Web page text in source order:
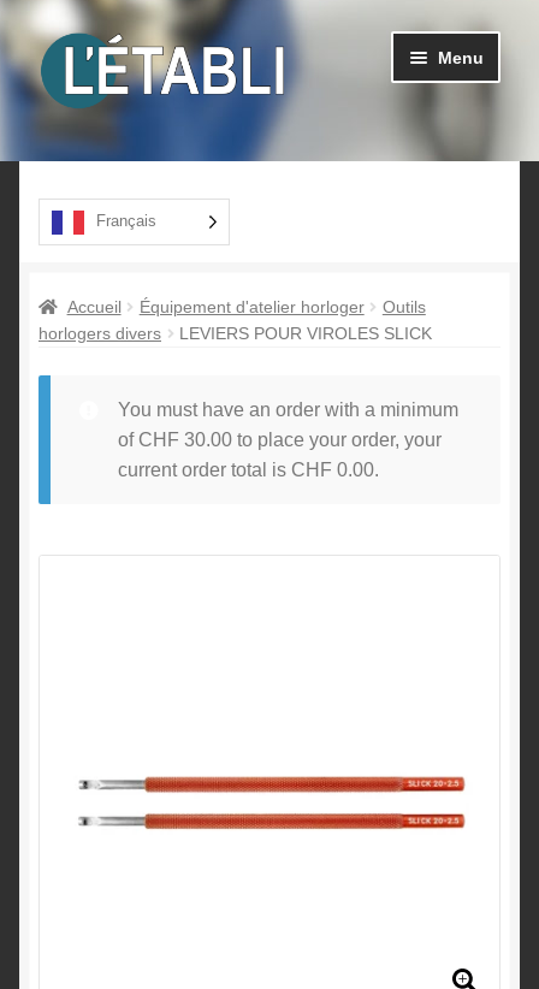
Aller
à
Aller
au
contenu
Menu
Produits
le
A propos
Français
Accueil Équipement d'atelier horloger
Outils
horlogers divers
LEVIERS POUR VIROLES SLICK
You must have an order with a minimum
of CHF 30.00to place your order, your
current order total is CHF 0.00.